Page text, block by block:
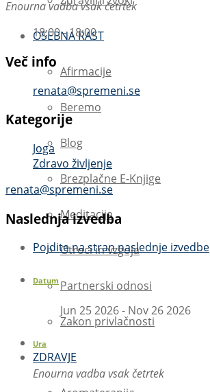
OSEBNA RAST
Afirmacije
Beremo
Blog
Brezplačne E-Knjige
Meditacija
Otroci in vzgoja
Partnerski odnosi
Zakon privlačnosti
ZDRAVJE
Enourna vadba vsak četrtek
18:00 - 18:00
Več info
renata@spremeni.se
Kategorije
Joga
Zdravo življenje
renata@spremeni.se
Naslednja izvedba
Pojdite na stran naslednje izvedbe
Datum
Jun 25 2026- Nov 26 2026
Ura
Enourna vadba vsak četrtek